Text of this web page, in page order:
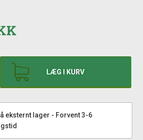
LÆG I KURV
eksternt lager - Forvent 3-6